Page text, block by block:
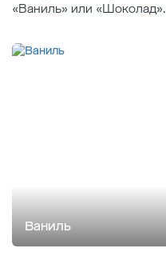
«Ваниль» или «Шоколад».
Ваниль